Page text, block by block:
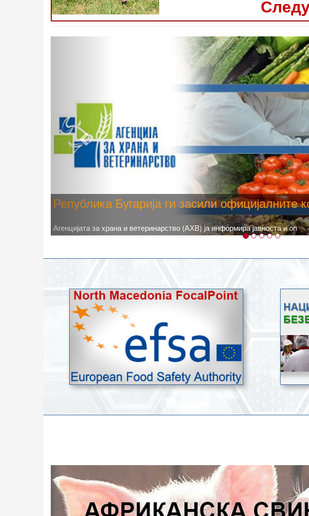
Високите температури ризик од труење со
животните
Новото најавено зголемување на дневните температури, кое според
степени, ги зголемува ризиците од појава на труење со храна.